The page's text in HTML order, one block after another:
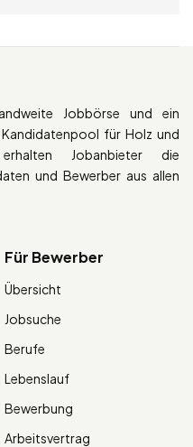
Jobbörse und ein
für Holz und
Jobanbieter die
und Bewerber aus allen
Für Bewerber
Übersicht
Jobsuche
Berufe
Lebenslauf
Bewerbung
Arbeitsvertrag